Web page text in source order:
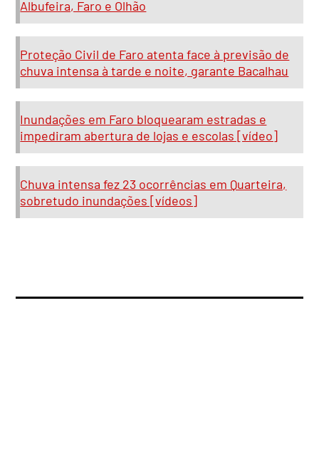
Albufeira, Faro e Olhão
Proteção Civil de Faro atenta face à previsão de
chuva intensa à tarde e noite, garante Bacalhau
Inundações em Faro bloquearam estradas e
impediram abertura de lojas e escolas [vídeo]
Chuva intensa fez 23 ocorrências em Quarteira,
sobretudo inundações [vídeos]